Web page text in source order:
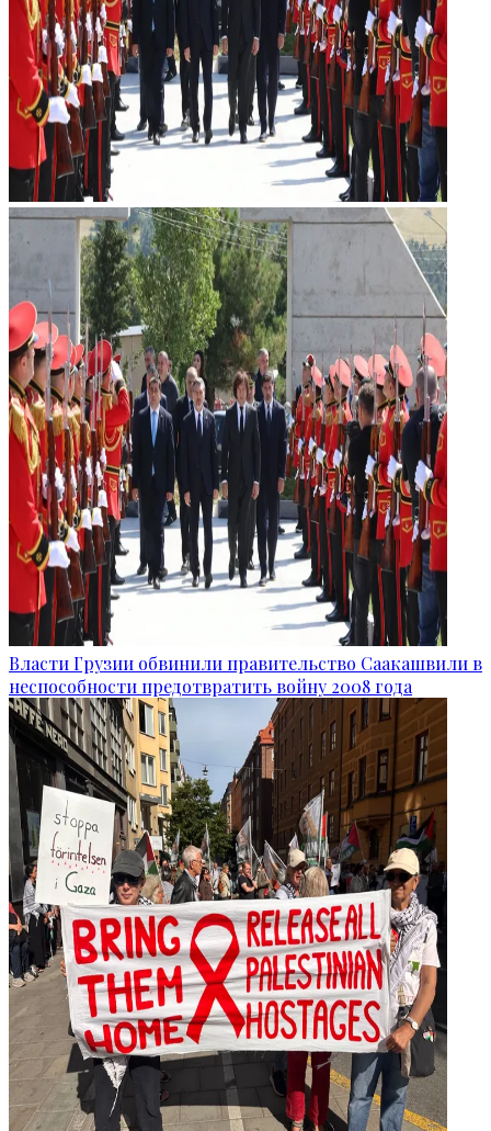
Власти Грузии обвинили правительство Саакашвили в
неспособности предотвратить войну 2008 года